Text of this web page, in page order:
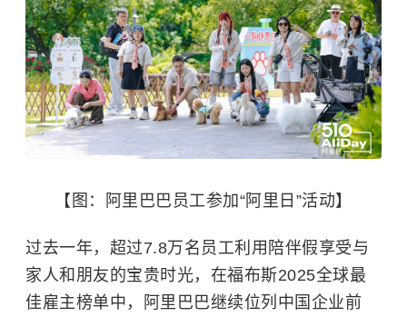
【图：阿里巴巴员工参加“阿里日”活动】
过去一年，超过7.8万名员工利用陪伴假享受与
家人和朋友的宝贵时光，在福布斯2025全球最
佳雇主榜单中，阿里巴巴继续位列中国企业前